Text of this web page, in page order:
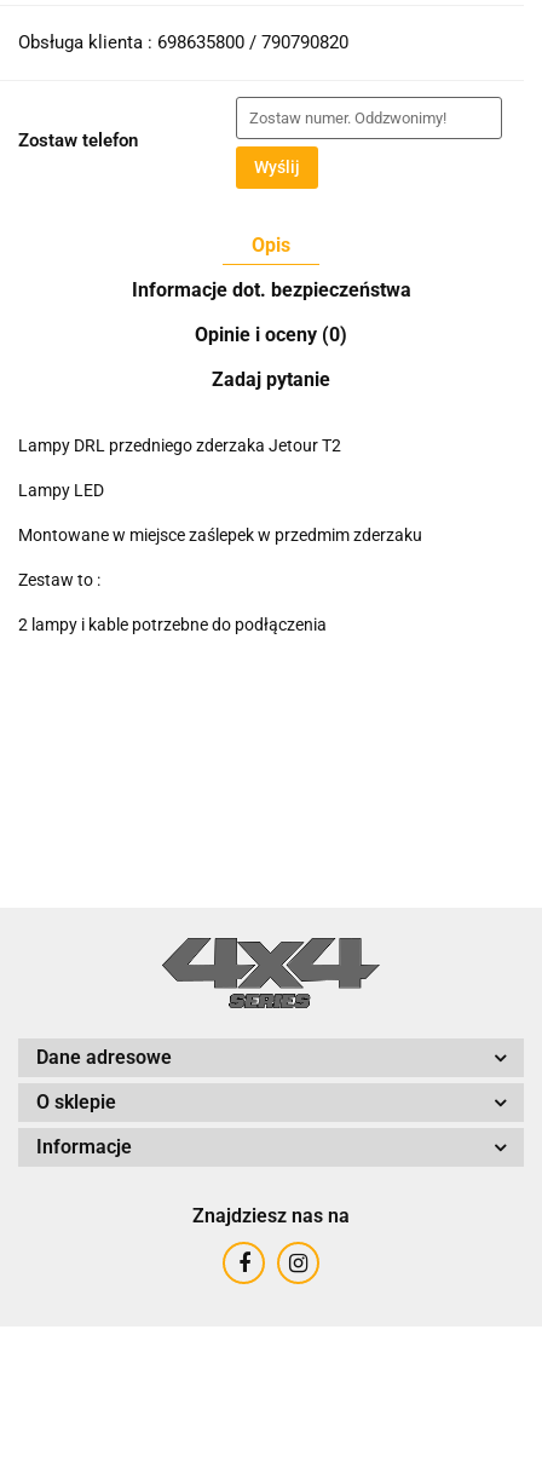
Obsługa klienta : 698635800 / 790790820
Zostaw telefon
Wyślij
Opis
Informacje dot. bezpieczeństwa
Opinie i oceny (0)
Zadaj pytanie
Lampy DRL przedniego zderzaka Jetour T2
Lampy LED
Montowane w miejsce zaślepek w przedmim zderzaku
Zestaw to :
2 lampy i kable potrzebne do podłączenia
Dane adresowe
O sklepie
Informacje
Znajdziesz nas na